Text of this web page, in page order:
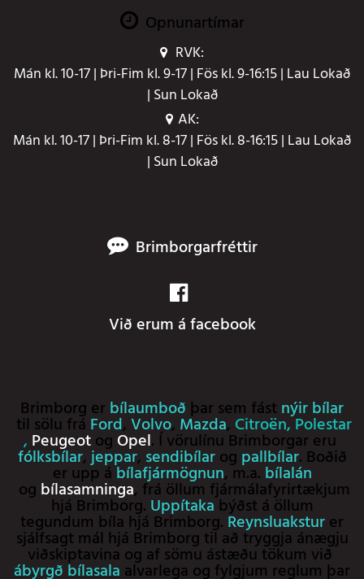
Opnunartímar
RVK:
Mán kl. 10-17 | Þri-Fim kl. 9-17 | Fös kl. 9-16:15 | Lau Lokað
| Sun Lokað
AK:
Mán kl. 10-17 | Þri-Fim kl. 8-17 | Fös kl. 8-16:15 | Lau Lokað
| Sun Lokað
Brimborgarfréttir
Við erum á facebook
Brimborg er bílaumboð þar sem fást nýir bílar
til sölu frá Ford, Volvo, Mazda, Citroën,Polestar
, Peugeotog Opel. Í vörulínu Brimborgar eru
fólksbílar,jeppar, sendibílarog pallbílar. Boðið
er upp ábílafjármögnun, m.a. bílalán
og bílasamninga, frá öllum fjármálafyrirtækjum
hjá Brimborg. Uppítakabýðst á öllum
tegundum bíla hjá Brimborg. Reynsluaksturer
sjálfsagt mál hjá Brimborg til að tryggja ánægju
viðskiptavina og af sömu ástæðu tökum við
ábyrgð bílasala alvarlega og fylgjum reglum þar